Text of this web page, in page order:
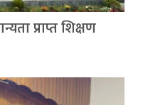
प्राप्त शिक्षण